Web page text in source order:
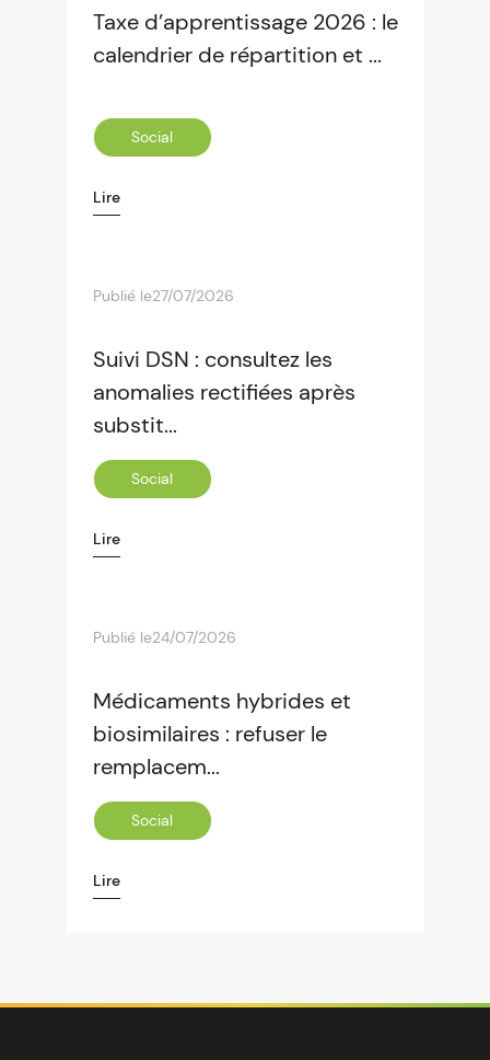
Taxe d’apprentissage 2026 : le
calendrier de répartition et ...
Social
Lire
Publié le27/07/2026
Suivi DSN : consultez les
anomalies rectifiées après
substit...
Social
Lire
Publié le24/07/2026
Médicaments hybrides et
biosimilaires : refuser le
remplacem...
Social
Lire